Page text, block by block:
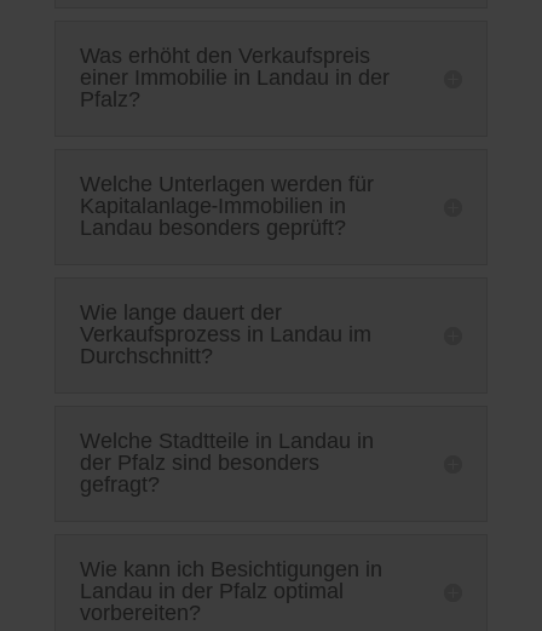
Was erhöht den Verkaufspreis
einer Immobilie in Landau in der
Pfalz?
Welche Unterlagen werden für
Kapitalanlage-Immobilien in
Landau besonders geprüft?
Wie lange dauert der
Verkaufsprozess in Landau im
Durchschnitt?
Welche Stadtteile in Landau in
der Pfalz sind besonders
gefragt?
Wie kann ich Besichtigungen in
Landau in der Pfalz optimal
vorbereiten?